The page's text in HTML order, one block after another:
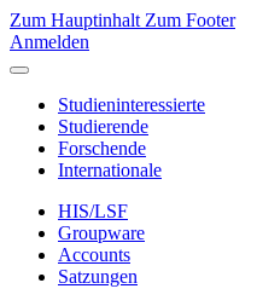
Zum Hauptinhalt Zum Footer
Anmelden
Studieninteressierte
Studierende
Forschende
Internationale
HIS/LSF
Groupware
Accounts
Satzungen